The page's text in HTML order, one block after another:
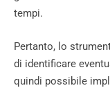
tempi.
Pertanto, lo
di identificare
quindi possibile